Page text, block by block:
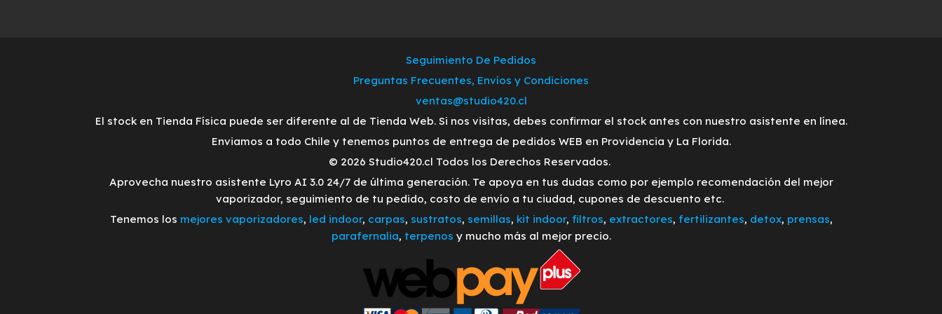
Seguimiento De Pedidos
Preguntas Frecuentes, Envíos y Condiciones
ventas@studio420.cl
El stock en Tienda Física puede ser diferente al de Tienda Web. Si nos visitas, debes confirmar el stock antes con nuestro asistente en línea.
Enviamos a todo Chile y tenemos puntos de entrega de pedidos WEB en Providencia y La Florida.
© 2026 Studio420.cl Todos los Derechos Reservados.
Aprovecha nuestro asistente Lyro AI 3.0 24/7 de última generación. Te apoya en tus dudas como por ejemplo recomendación del mejor
vaporizador, seguimiento de tu pedido, costo de envío a tu ciudad, cupones de descuento etc.
Tenemos los mejores vaporizadores, led indoor, carpas, sustratos, semillas, kit indoor, filtros, extractores, fertilizantes, detox, prensas,
parafernalia, terpenos y mucho más al mejor precio.